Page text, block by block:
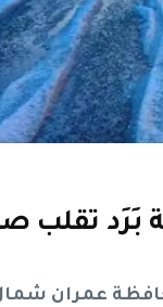
بَرَد تقلب
عمران